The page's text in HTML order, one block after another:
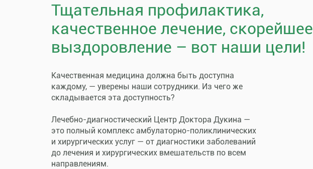
Тщательная профилактика,
качественное лечение, скорейшее
выздоровление – вот наши цели!
Качественная медицина должна быть доступна
каждому, — уверены наши сотрудники. Из чего же
складывается эта доступность?
Лечебно-диагностический Центр Доктора Дукина —
это полный комплекс амбулаторно-поликлинических
и хирургических услуг — от диагностики заболеваний
до лечения и хирургических вмешательств по всем
направлениям.